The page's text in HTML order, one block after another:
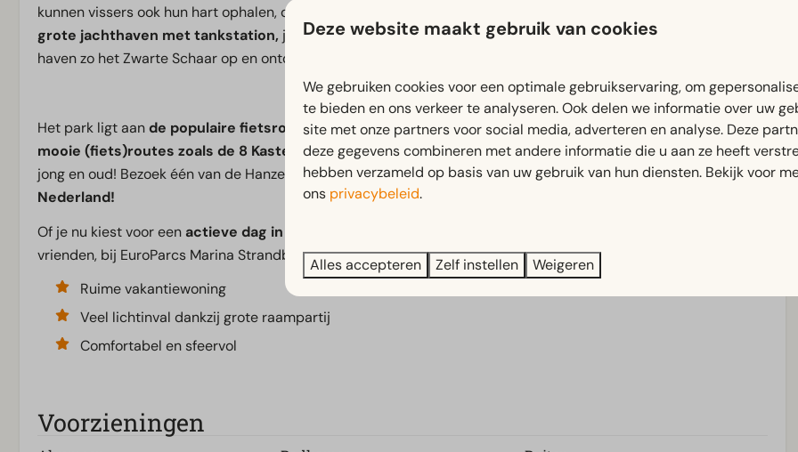
kunnen vissers ook hun hart ophalen, dankzij
grote jachthaven met tankstation, je kunt jeeigen boot meebrengen of een boot huren.Vaar vanuit de
haven zo het Zwarte Schaar op en ontdek de omgeving vanuit een heel ander perspectief.
Het park ligt aande populaire fietsroute Nationaal Park Veluwezoomen in de buurt van nog veel meer
mooie (fiets)routes zoals de 8 Kastelenroute.In de buurt zijn genoeg mogelijkheden voor een dagje uit voor
jong en oud! Bezoek één van de Hanzesteden en vergeet ookBronkhorstniet,het kleinste stadje van
Nederland!
Of je nu kiest voor een actieve dag in de natuur, een ontspannen vaartocht
vrienden, bij EuroParcs Marina Strandbad maak je herinneringen die nog lang bijblijven.
Ruime vakantiewoning
Veel lichtinval dankzij grote raampartij
Comfortabel en sfeervol
Voorzieningen
Deze website maakt gebruik van cookies
We gebruiken cookies voor een optimale gebruikservaring, om
te bieden en ons verkeer te analyseren. Ook delen we informatie over uw
site met onze partners voor social media, adverteren en analyse. Deze
deze gegevens combineren met andere informatie die u aan ze heeft
hebben verzameld op basis van uw gebruik van hun diensten. Bekijk voor
ons privacybeleid.
Alles accepteren Zelf instellen Weigeren